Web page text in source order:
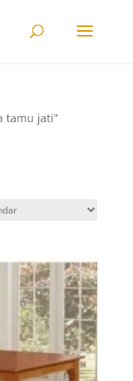
tamu jati”